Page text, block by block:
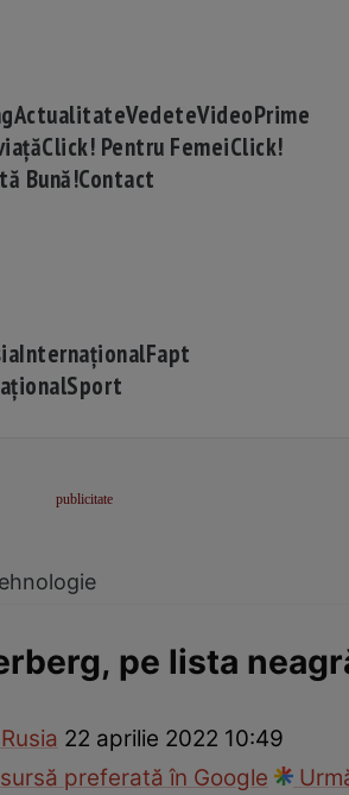
ActualitateVedeteVideoPrime
Click! Pentru FemeiClick!
Bună!Contact
InternaționalFapt
Sport
pe lista
22 aprilie 2022 10:49
preferată în Google